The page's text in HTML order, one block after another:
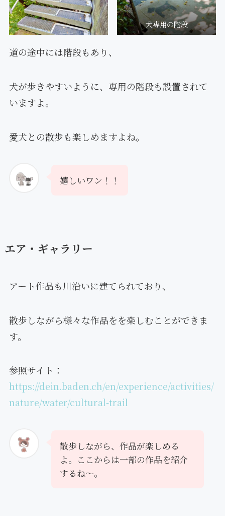
犬専用の階段
道の途中には階段もあり、
犬が歩きやすいように、専用の階段も設置されて
いますよ。
愛犬との散歩も楽しめますよね。
嬉しいワン！！
エア・ギャラリー
アート作品も川沿いに建てられており、
散歩しながら様々な作品をを楽しむことができま
す。
参照サイト：
https://dein.baden.ch/en/experience/activities/
nature/water/cultural-trail
散歩しながら、作品が楽しめる
よ。ここからは一部の作品を紹介
するね〜。